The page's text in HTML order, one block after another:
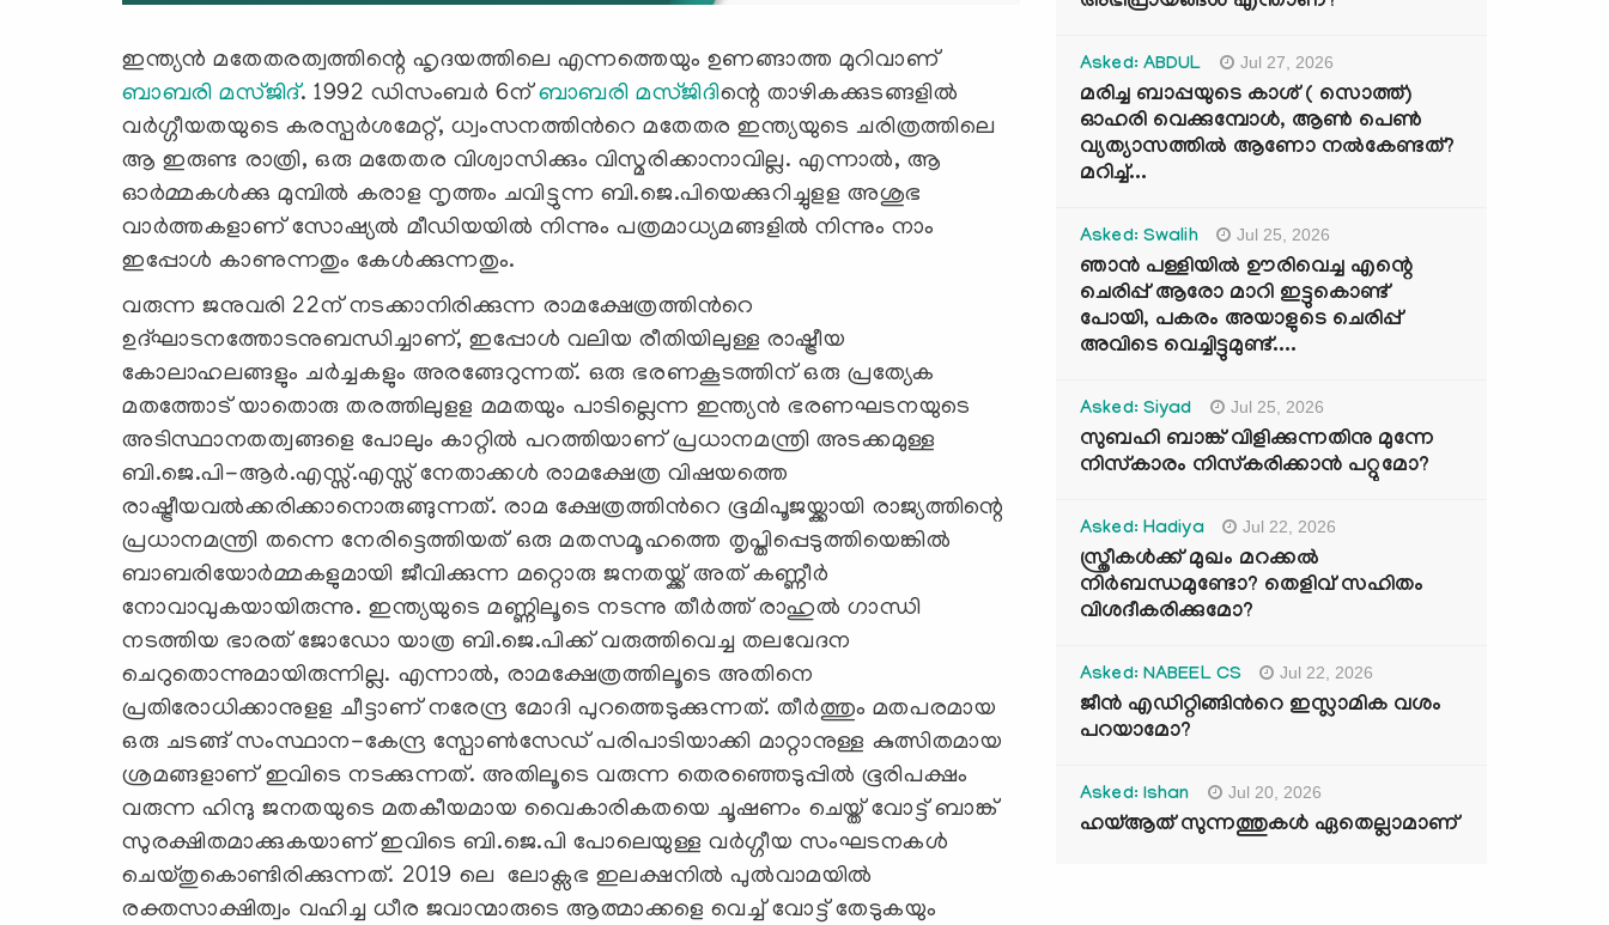
ഇന്ത്യന്‍ മതേതരത്വത്തിന്റെ ഹൃദയത്തിലെ എന്നത്തെയും ഉണങ്ങാത്ത മുറിവാണ്
ബാബരി മസ്ജിദ്. 1992 ഡിസംബര്‍ 6ന്ബാബരി മസ്ജിദിന്റെ താഴികക്കുടങ്ങളില്‍
വര്‍ഗ്ഗീയതയുടെ കരസ്പര്‍ശമേറ്റ്, ധ്വംസനത്തിന്‍റെ മതേതര ഇന്ത്യയുടെ ചരിത്രത്തിലെ
ആ ഇരുണ്ട രാത്രി, ഒരു മതേതര വിശ്വാസിക്കും വിസ്മരിക്കാനാവില്ല. എന്നാല്‍, ആ
ഓര്‍മ്മകള്‍ക്കു മുമ്പില്‍ കരാള നൃത്തം ചവിട്ടുന്ന ബി.ജെ.പിയെക്കുറിച്ചുളള അശുഭ
വാര്‍ത്തകളാണ് സോഷ്യല്‍ മീഡിയയില്‍ നിന്നും പത്രമാധ്യമങ്ങളില്‍ നിന്നും നാം
ഇപ്പോള്‍ കാണുന്നതും കേള്‍ക്കുന്നതും.
വരുന്ന ജനുവരി 22ന് നടക്കാനിരിക്കുന്ന രാമക്ഷേത്രത്തിന്‍റെ
ഉദ്ഘാടനത്തോടനുബന്ധിച്ചാണ്, ഇപ്പോള്‍ വലിയ രീതിയിലുള്ള രാഷ്ട്രീയ
കോലാഹലങ്ങളും ചര്‍ച്ചകളും അരങ്ങേറുന്നത്. ഒരു ഭരണകൂടത്തിന് ഒരു പ്രത്യേക
മതത്തോട് യാതൊരു തരത്തിലുളള മമതയും പാടില്ലെന്ന ഇന്ത്യന്‍ ഭരണഘടനയുടെ
അടിസ്ഥാനതത്വങ്ങളെ പോലും കാറ്റില്‍ പറത്തിയാണ് പ്രധാനമന്ത്രി അടക്കമുള്ള
ബി.ജെ.പി-ആര്‍.എസ്സ്.എസ്സ് നേതാക്കള്‍ രാമക്ഷേത്ര വിഷയത്തെ
രാഷ്ട്രീയവല്‍ക്കരിക്കാനൊരുങ്ങുന്നത്. രാമ ക്ഷേത്രത്തിന്‍റെ ഭൂമിപൂജയ്ക്കായി രാജ്യത്തിന്റെ
പ്രധാനമന്ത്രി തന്നെ നേരിട്ടെത്തിയത് ഒരു മതസമൂഹത്തെ തൃപ്തിപ്പെടുത്തിയെങ്കില്‍
ബാബരിയോര്‍മ്മകളുമായി ജീവിക്കുന്ന മറ്റൊരു ജനതയ്ക്ക് അത് കണ്ണീര്‍
നോവാവുകയായിരുന്നു. ഇന്ത്യയുടെ മണ്ണിലൂടെ നടന്നു തീര്‍ത്ത് രാഹുല്‍ ഗാന്ധി
നടത്തിയ ഭാരത് ജോഡോ യാത്ര ബി.ജെ.പിക്ക് വരുത്തിവെച്ച തലവേദന
ചെറുതൊന്നുമായിരുന്നില്ല. എന്നാല്‍, രാമക്ഷേത്രത്തിലൂടെ അതിനെ
പ്രതിരോധിക്കാനുളള ചീട്ടാണ് നരേന്ദ്ര മോദി പുറത്തെടുക്കുന്നത്. തീര്‍ത്തും മതപരമായ
ഒരു ചടങ്ങ് സംസ്ഥാന-കേന്ദ്ര സ്പോണ്‍സേഡ് പരിപാടിയാക്കി മാറ്റാനുള്ള കുത്സിതമായ
ശ്രമങ്ങളാണ് ഇവിടെ നടക്കുന്നത്. അതിലൂടെ വരുന്ന തെരഞ്ഞെടുപ്പില്‍ ഭൂരിപക്ഷം
വരുന്ന ഹിന്ദു ജനതയുടെ മതകീയമായ വൈകാരികതയെ ചൂഷണം ചെയ്ത് വോട്ട് ബാങ്ക്
സുരക്ഷിതമാക്കുകയാണ് ഇവിടെ ബി.ജെ.പി പോലെയുള്ള വര്‍ഗ്ഗീയ സംഘടനകള്‍
ചെയ്തുകൊണ്ടിരിക്കുന്നത്. 2019 ലെ ലോക്സഭ ഇലക്ഷനില്‍ പുല്‍വാമയില്‍
രക്തസാക്ഷിത്വം വഹിച്ച ധീര ജവാന്മാരുടെ ആത്മാക്കളെ വെച്ച് വോട്ട് തേടുകയും
Asked: ABDUL Jul 27, 2026
മരിച്ച ബാപ്പയുടെ കാശ് ( സൊത്ത്)
ഓഹരി വെക്കുമ്പോൾ, ആണ്‍ പെണ്‍
വ്യത്യാസത്തില്‍ ആണോ നല്‍കേണ്ടത്?
മറിച്ച്...
Asked: Swalih Jul 25, 2026
ഞാൻ പള്ളിയിൽ ഊരിവെച്ച എന്റെ
ചെരിപ്പ് ആരോ മാറി ഇട്ടുകൊണ്ട്
പോയി, പകരം അയാളുടെ ചെരിപ്പ്
അവിടെ വെച്ചിട്ടുമുണ്ട്....
Asked: Siyad Jul 25, 2026
സുബഹി ബാങ്ക് വിളിക്കുന്നതിനു മുന്നേ
നിസ്കാരം നിസ്കരിക്കാൻ പറ്റുമോ?
Asked: Hadiya Jul 22, 2026
സ്ത്രീകൾക്ക് മുഖം മറക്കൽ
നിർബന്ധമുണ്ടോ? തെളിവ് സഹിതം
വിശദീകരിക്കുമോ?
Asked: NABEEL CS Jul 22, 2026
ജീൻ എഡിറ്റിങ്ങിന്‍റെ ഇസ്ലാമിക വശം
പറയാമോ?
Asked: Ishan Jul 20, 2026
ഹയ്ആത് സുന്നത്തുകൾ ഏതെല്ലാമാണ്